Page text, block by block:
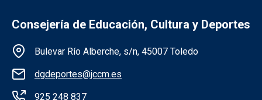
Consejería de Educación, Cultura y Deportes
Información de la institución
Bulevar Río Alberche, s/n, 45007 Toledo
dgdeportes@jccm.es
925 248 837